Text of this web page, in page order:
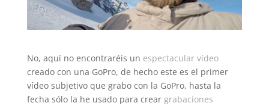
No, aquí no encontraréis un espectacular vídeo
creado con una GoPro, de hecho este es el primer
vídeo subjetivo que grabo con la GoPro, hasta la
fecha sólo la he usado para crear grabaciones